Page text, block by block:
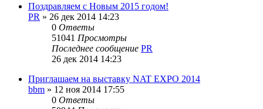
Поздравляем с Новым 2015 годом!
PR » 26 дек 2014 14:23
0 Ответы
51041 Просмотры
Последнее сообщение PR
26 дек 2014 14:23
Приглашаем на выставку NAT EXPO 2014
bbm » 12 ноя 2014 17:55
0 Ответы